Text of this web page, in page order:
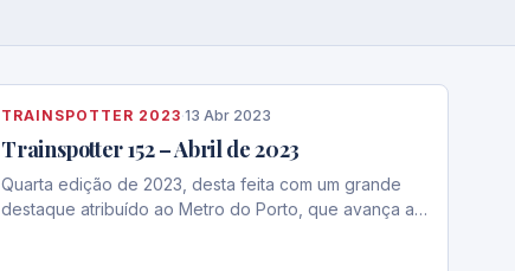
TRAINSPOTTER 2023·13 Abr 2023
Trainspotter 152 – Abril de 2023
Quarta edição de 2023, desta feita com um grande
destaque atribuído ao Metro do Porto, que avança a…